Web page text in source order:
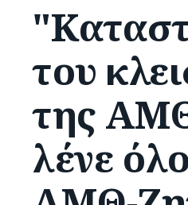
του
της
λένε